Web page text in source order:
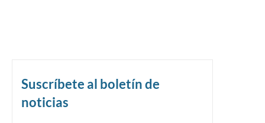
Suscríbete al boletín de
noticias